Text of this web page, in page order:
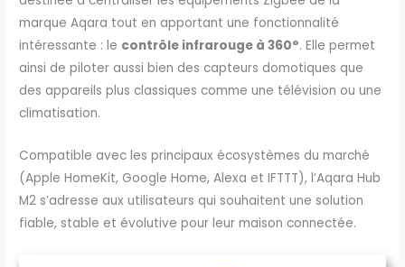
marque Aqara tout en apportant une fonctionnalité
intéressante : le contrôle infrarouge à 360°. Elle permet
ainsi de piloter aussi bien des capteurs domotiques que
des appareils plus classiques comme une télévision ou une
climatisation.
Compatible avec les principaux écosystèmes du marché
(Apple HomeKit, Google Home, Alexa et IFTTT), l’Aqara Hub
M2 s’adresse aux utilisateurs qui souhaitent une solution
fiable, stable et évolutive pour leur maison connectée.